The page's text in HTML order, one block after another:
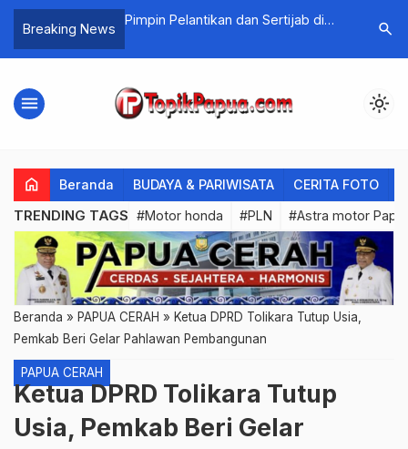
Breaking News
Ini Pesan Irjen
Kasino Mesin Judi Vip Yang Aman
Kabar
search
menu light_mode
home Beranda BUDAYA & PARIWISATA CERITA FOTO
TRENDING TAGS #Motor honda #PLN #Astra motor
Beranda » PAPUA CERAH » Ketua DPRD Tolikara Tutup Usia,
Pemkab Beri Gelar Pahlawan Pembangunan
PAPUA CERAH
Ketua DPRD Tolikara Tutup
Usia, Pemkab Beri Gelar